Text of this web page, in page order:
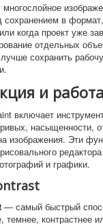
многослойное
сохранением в
когда проект уже
отдельных
сохранить
и
включает
насыщенности,
изображения. Эти
и графики.
— самый быстрый
темнее, контрастнее